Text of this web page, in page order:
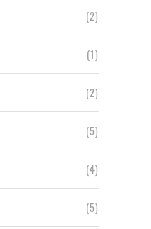
(2)
(1)
(2)
(5)
(4)
(5)